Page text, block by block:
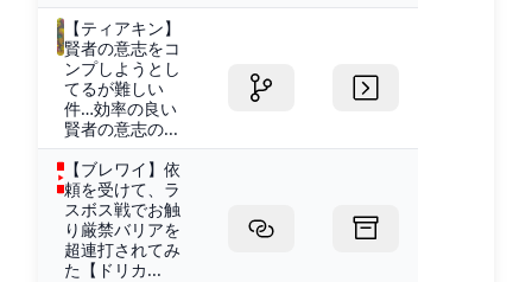
【ティアキン】
賢者の意志をコ
ンプしようとし
てるが難しい
件…効率の良い
賢者の意志の...
【ブレワイ】依
頼を受けて、ラ
スボス戦でお触
り厳禁バリアを
超連打されてみ
た【ドリカ...